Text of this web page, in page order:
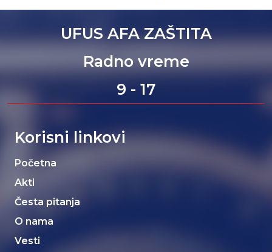
UFUS AFA ZAŠTITA
Radno vreme
9 - 17
Korisni linkovi
Početna
Akti
Česta pitanja
O nama
Vesti